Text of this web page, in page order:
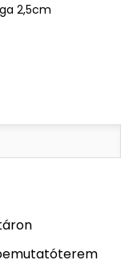
2,5cm